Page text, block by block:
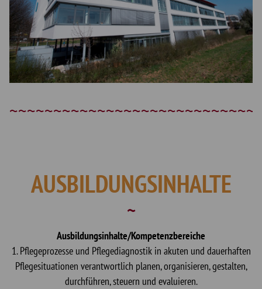
AUSBILDUNGSINHALTE
Ausbildungsinhalte/Kompetenzbereiche
1. Pflegeprozesse und Pflegediagnostik in akuten und dauerhaften
Pflegesituationen verantwortlich planen, organisieren, gestalten,
durchführen, steuern und evaluieren.